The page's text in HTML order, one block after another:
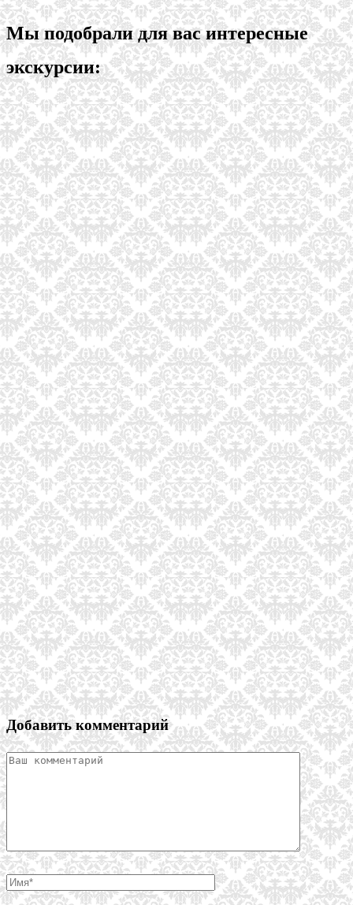
Мы подобрали для вас интересные
экскурсии:
Добавить комментарий